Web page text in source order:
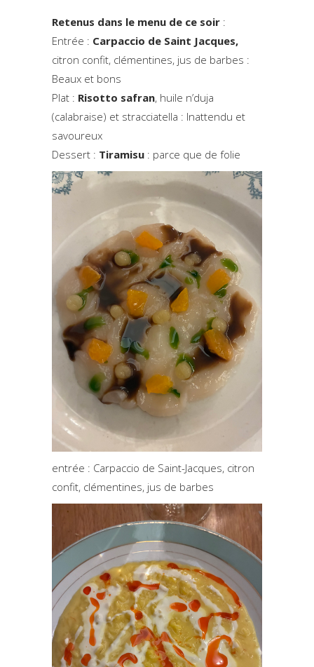
Retenus dans le menu de ce soir :
Entrée : Carpaccio de Saint Jacques,
citron confit, clémentines, jus de barbes :
Beaux et bons
Plat : Risotto safran, huile n’duja
(calabraise) et stracciatella : Inattendu et
savoureux
Dessert : Tiramisu : parce que de folie
entrée : Carpaccio de Saint-Jacques, citron
confit, clémentines, jus de barbes